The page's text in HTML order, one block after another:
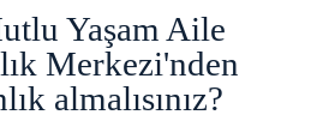
Yaşam Aile
Merkezi'nden
almalısınız?